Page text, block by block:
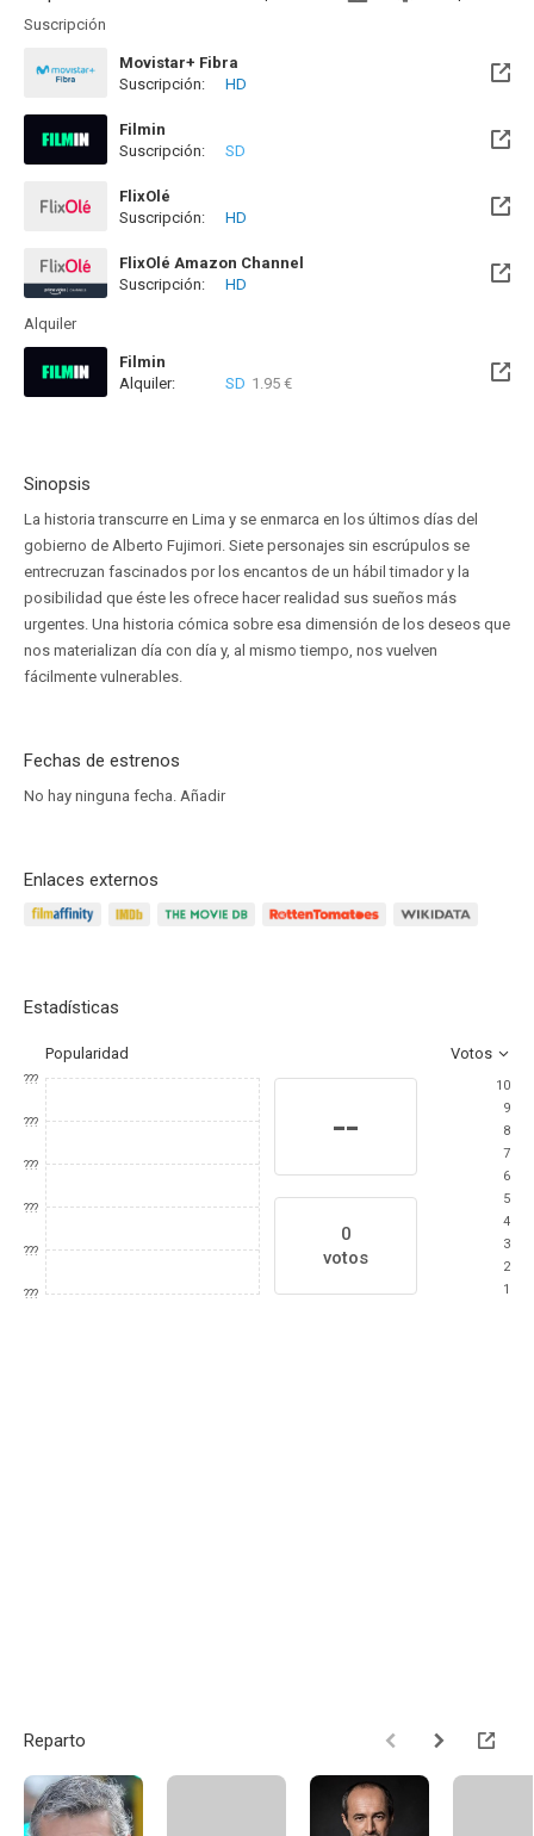
Suscripción
Movistar+ Fibra
Disponible hasta el Vie, 01 Ene 2100 (Quedan 73 años)
Suscripción: HD
Filmin
Disponible hasta el Vie, 27 Nov 2026 (Quedan 3 meses)
Suscripción: SD
FlixOlé
Suscripción:
HD
FlixOlé Amazon Channel
Suscripción:
HD
Alquiler
Filmin
Disponible hasta el Vie, 27 Nov 2026 (Quedan 3 meses)
Alquiler: SD 1.95 €
Sinopsis
La historia transcurre en Lima y se enmarca en los últimos días del
gobierno de Alberto Fujimori. Siete personajes sin escrúpulos se
entrecruzan fascinados por los encantos de un hábil timador y la
posibilidad que éste les ofrece hacer realidad sus sueños más
urgentes. Una historia cómica sobre esa dimensión de los deseos que
nos materializan día con día y, al mismo tiempo, nos vuelven
fácilmente vulnerables.
Fechas de estrenos
No hay ninguna fecha. Añadir
Enlaces externos
Estadísticas
Popularidad Votos
???
???
???
???
???
???
--
0
votos
10
9
8
7
6
5
4
3
2
1
Reparto